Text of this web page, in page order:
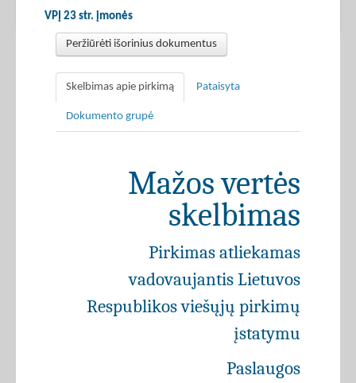
VPĮ 23 str. įmonės
Peržiūrėti išorinius dokumentus
Skelbimas apie pirkimą Pataisyta
Dokumento grupė
Mažos vertės
skelbimas
Pirkimas atliekamas
vadovaujantis Lietuvos
Respublikos viešųjų pirkimų
įstatymu
Paslaugos